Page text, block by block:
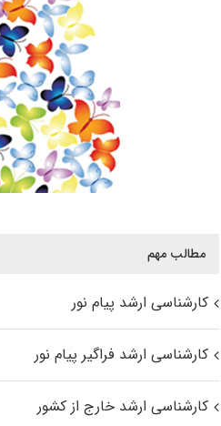
مطالب مهم
کارشناسی ارشد پیام نور
کارشناسی ارشد فراگیر پیام نور
کارشناسی ارشد خارج از کشور